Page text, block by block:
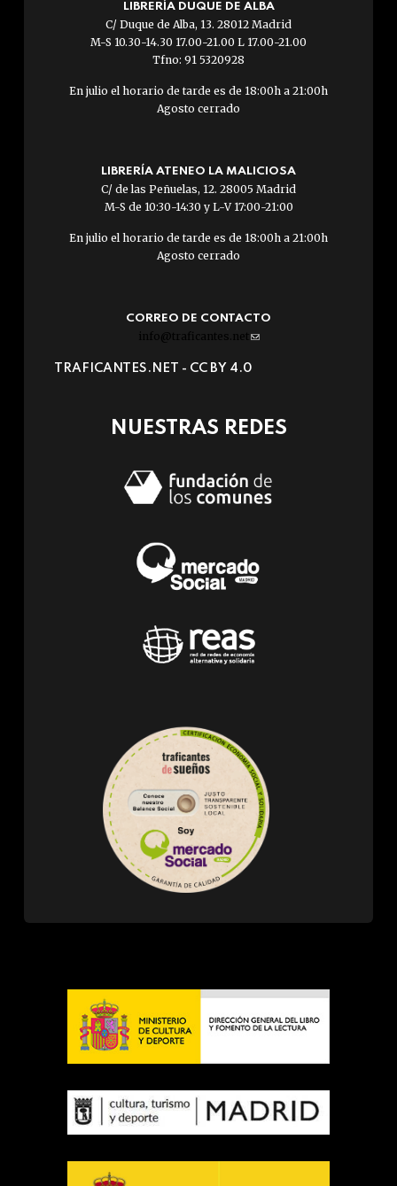
LIBRERÍA DUQUE DE ALBA
C/ Duque de Alba, 13. 28012 Madrid
M-S 10.30-14.30 17.00-21.00 L 17.00-21.00
Tfno: 91 5320928
En julio el horario de tarde es de 18:00h a 21:00h
Agosto cerrado
LIBRERÍA ATENEO LA MALICIOSA
C/ de las Peñuelas, 12. 28005 Madrid
M-S de 10:30-14:30 y L-V 17:00-21:00
En julio el horario de tarde es de 18:00h a 21:00h
Agosto cerrado
CORREO DE CONTACTO
info@traficantes.net (link
e-
TRAFICANTES.NET - CC BY 4.0
NUESTRAS REDES